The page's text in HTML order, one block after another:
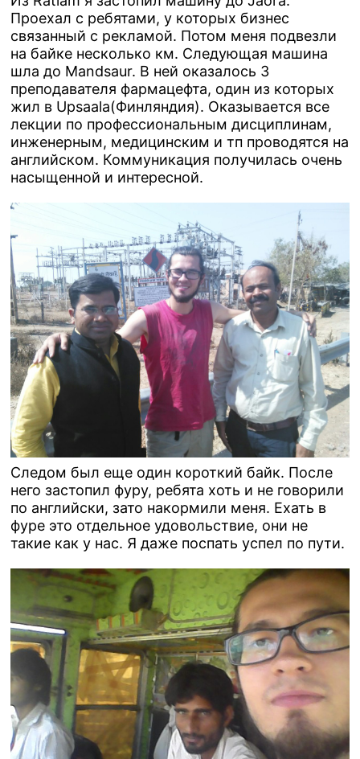
Проехал с ребятами, у которых бизнес
связанный с рекламой. Потом меня подвезли
на байке несколько км. Следующая машина
шла до Mandsaur. В ней оказалось 3
преподавателя фармацефта, один из которых
жил в Upsaala(Финляндия). Оказывается все
лекции по профессиональным дисциплинам,
инженерным, медицинским и тп проводятся на
английском. Коммуникация получилась очень
насыщенной и интересной.
Следом был еще один короткий байк. После
него застопил фуру, ребята хоть и не говорили
по английски, зато накормили меня. Ехать в
фуре это отдельное удовольствие, они не
такие как у нас. Я даже поспать успел по пути.